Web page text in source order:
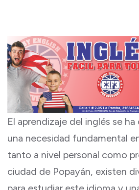
contenido
(presiona
Intro)
FUNTACU /
Todos Popayan
El aprendizaje del inglés se
una necesidad fundamental
tanto a nivel personal como
ciudad de Popayán, existen